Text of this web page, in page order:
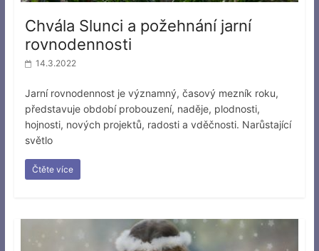
Chvála Slunci a požehnání jarní
rovnodennosti
14.3.2022
Jarní rovnodennost je významný, časový mezník roku,
představuje období probouzení, naděje, plodnosti,
hojnosti, nových projektů, radosti a vděčnosti. Narůstající
světlo
Čtěte více